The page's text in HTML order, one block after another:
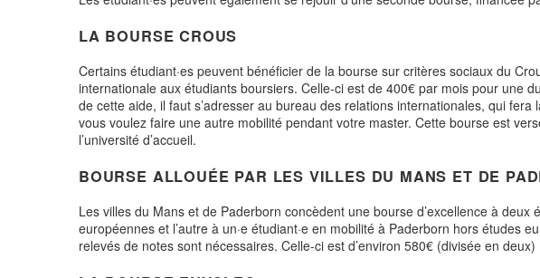
LA BOURSE CROUS
Certains étudiant·es peuvent bénéficier de la bourse sur critères sociaux du
internationale aux étudiants boursiers. Celle-ci est de 400€ par mois pour une
de cette aide, il faut s’adresser au bureau des relations internationales, qui
vous voulez faire une autre mobilité pendant votre master. Cette bourse est
l’université d’accueil.
BOURSE ALLOUÉE PAR LES VILLES DU MANS ET DE
Les villes du Mans et de Paderborn concèdent une bourse d’excellence à
européennes et l’autre à un·e étudiant·e en mobilité à Paderborn hors études
relevés de notes sont nécessaires. Celle-ci est d’environ 580€ (divisée en deux)